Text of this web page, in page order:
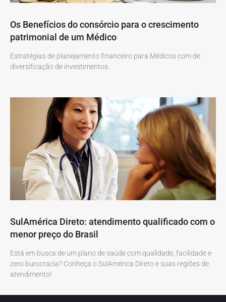
Os Benefícios do consórcio para o crescimento
patrimonial de um Médico
Estratégias de planejamento financeiro para Médicos com de
diversificação de investimentos.
SulAmérica Direto: atendimento qualificado com o
menor preço do Brasil
Está em busca de um plano de saúde com qualidade, facilidade e
zero burocracia? Conheça o SulAmérica Direto e suas regiões de
atendimento!